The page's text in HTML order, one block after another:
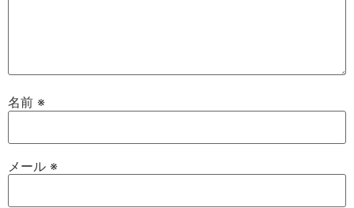
名前 ※
メール ※